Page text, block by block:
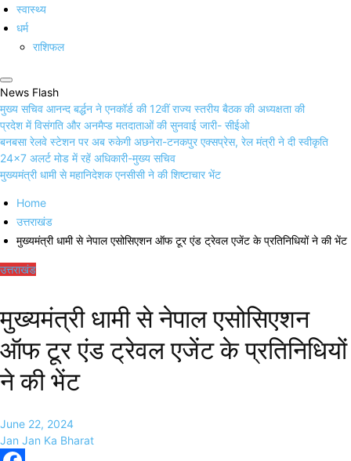
स्वास्थ्य
धर्म
राशिफल
News Flash
मुख्य सचिव आनन्द बर्द्धन ने एनकॉर्ड की 12वीं राज्य स्तरीय बैठक की अध्यक्षता की
प्रदेश में विसंगति और अनमैप्ड मतदाताओं की सुनवाई जारी- सीईओ
बनबसा रेलवे स्टेशन पर अब रुकेगी अछनेरा-टनकपुर एक्सप्रेस, रेल मंत्री ने दी स्वीकृति
24×7 अलर्ट मोड में रहें अधिकारी-मुख्य सचिव
मुख्यमंत्री धामी से महानिदेशक एनसीसी ने की शिष्टाचार भेंट
Home
उत्तराखंड
मुख्यमंत्री धामी से नेपाल एसोसिएशन ऑफ टूर एंड ट्रेवल एजेंट के प्रतिनिधियों ने की भेंट
उत्तराखंड
मुख्यमंत्री धामी से नेपाल एसोसिएशन
ऑफ टूर एंड ट्रेवल एजेंट के प्रतिनिधियों
ने की भेंट
June 22, 2024
Jan Jan Ka Bharat